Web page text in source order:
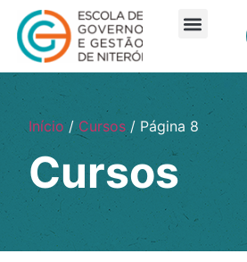
Início/Cursos/ Página 8
Cursos